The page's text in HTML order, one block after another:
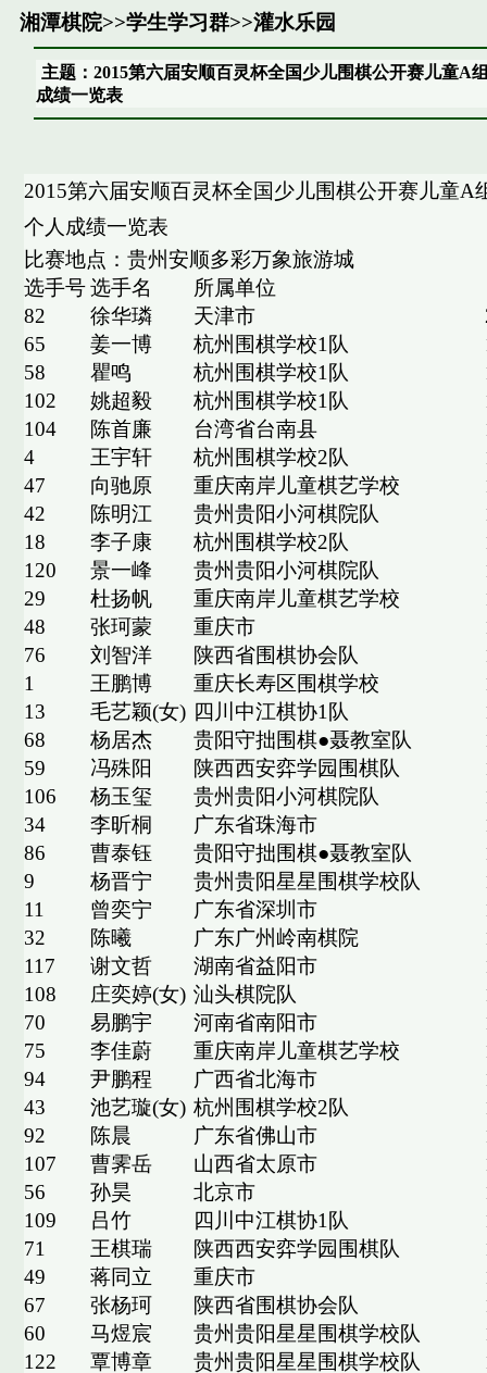
湘潭棋院>>学生学习群>>灌水乐园
主题：2015第六届安顺百灵杯全国少儿围棋公开赛儿童A
成绩一览表
2015第六届安顺百灵杯全国少儿围棋公开赛儿童A
个人成绩一览表
比赛地点：贵州安顺多彩万象旅游城
选手号选手名
所属单位
82
徐华璘 天津市
65
姜一博 杭州围棋学校1队
58
瞿鸣 杭州围棋学校1队
102
姚超毅 杭州围棋学校1队
104
陈首廉 台湾省台南县
4
王宇轩 杭州围棋学校2队
47
向驰原 重庆南岸儿童棋艺学校
42
陈明江 贵州贵阳小河棋院队
18
李子康 杭州围棋学校2队
120
景一峰 贵州贵阳小河棋院队
29
杜扬帆 重庆南岸儿童棋艺学校
48
张珂蒙 重庆市
76
刘智洋 陕西省围棋协会队
1
王鹏博 重庆长寿区围棋学校
13
毛艺颖(女) 四川中江棋协1队
68
杨居杰 贵阳守拙围棋●聂教室队
59
冯殊阳 陕西西安弈学园围棋队
106
杨玉玺 贵州贵阳小河棋院队
34
李昕桐 广东省珠海市
86
曹泰钰 贵阳守拙围棋●聂教室队
9
杨晋宁 贵州贵阳星星围棋学校队
11
曾奕宁 广东省深圳市
32
陈曦 广东广州岭南棋院
117
谢文哲 湖南省益阳市
108
庄奕婷(女) 汕头棋院队
70
易鹏宇 河南省南阳市
75
李佳蔚 重庆南岸儿童棋艺学校
94
尹鹏程 广西省北海市
43
池艺璇(女) 杭州围棋学校2队
92
陈晨 广东省佛山市
107
曹霁岳 山西省太原市
56
孙昊 北京市
109
吕竹 四川中江棋协1队
71
王棋瑞 陕西西安弈学园围棋队
49
蒋同立 重庆市
67
张杨珂 陕西省围棋协会队
60
马煜宸 贵州贵阳星星围棋学校队
122
覃博章 贵州贵阳星星围棋学校队